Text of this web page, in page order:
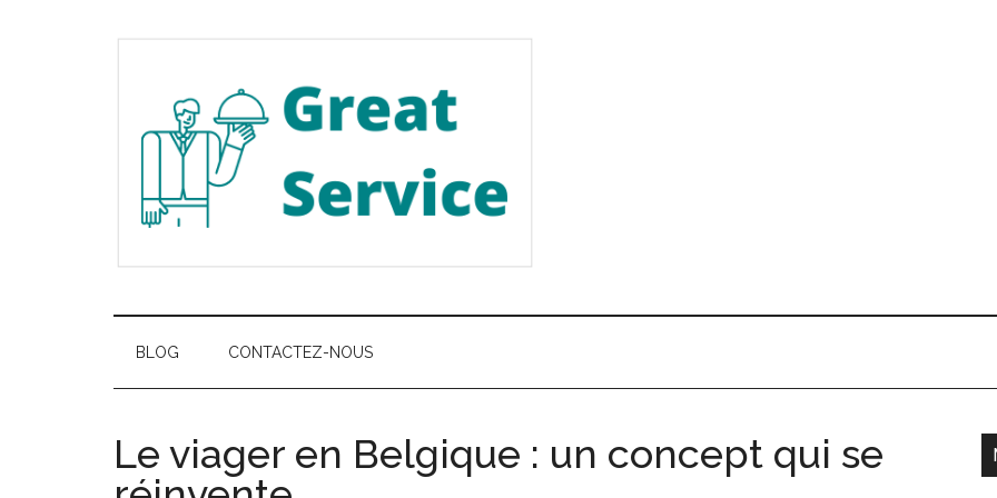
Great
Service
meilleurs
services
BLOG CONTACTEZ-NOUS
Le viager en Belgique : un concept qui se